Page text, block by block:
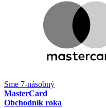
Sme 7-násobný
MasterCard
Obchodník roka